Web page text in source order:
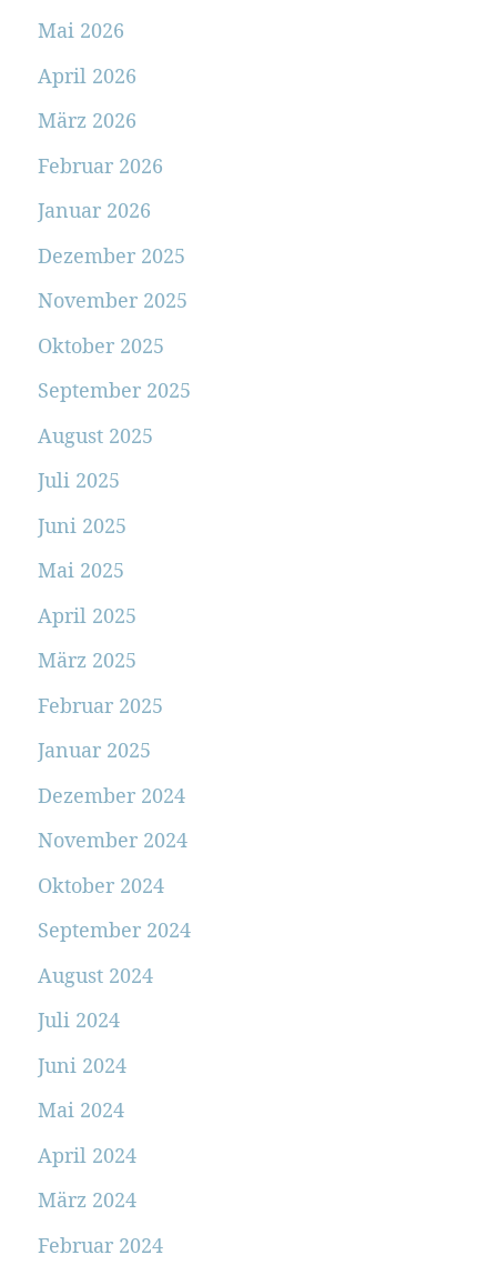
Mai 2026
April 2026
März 2026
Februar 2026
Januar 2026
Dezember 2025
November 2025
Oktober 2025
September 2025
August 2025
Juli 2025
Juni 2025
Mai 2025
April 2025
März 2025
Februar 2025
Januar 2025
Dezember 2024
November 2024
Oktober 2024
September 2024
August 2024
Juli 2024
Juni 2024
Mai 2024
April 2024
März 2024
Februar 2024